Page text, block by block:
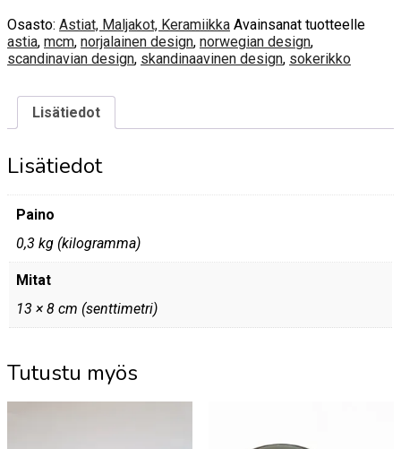
määrä
Osasto: Astiat, Maljakot, Keramiikka Avainsanat tuotteelle
astia, mcm, norjalainen design, norwegian design,
scandinavian design, skandinaavinen design, sokerikko
Lisätiedot
Lisätiedot
Paino
0,3 kg (kilogramma)
Mitat
13 × 8 cm (senttimetri)
Tutustu myös